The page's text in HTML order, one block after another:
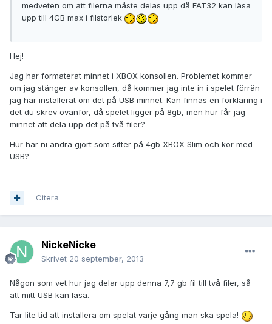
medveten om att filerna måste delas upp då FAT32 kan läsa
upp till 4GB max i filstorlek
Hej!
Jag har formaterat minnet i XBOX konsollen. Problemet kommer
om jag stänger av konsollen, då kommer jag inte in i spelet förrän
jag har installerat om det på USB minnet. Kan finnas en förklaring i
det du skrev ovanför, då spelet ligger på 8gb, men hur får jag
minnet att dela upp det på två filer?
Hur har ni andra gjort som sitter på 4gb XBOX Slim och kör med
USB?
Citera
NickeNicke
Skrivet 20 september, 2013
Någon som vet hur jag delar upp denna 7,7 gb fil till två filer, så
att mitt USB kan läsa.
Tar lite tid att installera om spelat varje gång man ska spela!